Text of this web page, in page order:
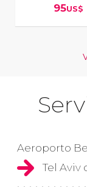
95US$
Aeroporto
Tel Aviv